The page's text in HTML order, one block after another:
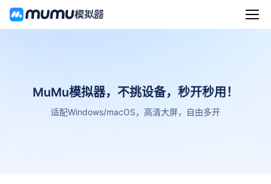
MuMu模拟器，不挑设备，秒开秒用！
适配Windows/macOS，高清大屏，自由多开